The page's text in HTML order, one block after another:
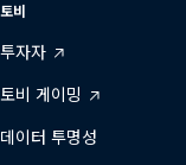
토비
투자자
토비 게이밍
데이터 투명성